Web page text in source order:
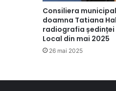
Consiliera
doamna Tatiana
radiografia ședinței
Local din mai 2025
26 mai 2025